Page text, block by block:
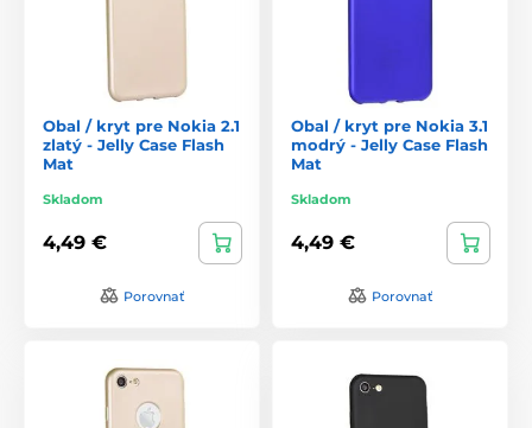
Obal / kryt pre Nokia 2.1
zlatý - Jelly Case Flash
Mat
Skladom
4,49 €
Porovnať
Obal / kryt pre Nokia 3.1
modrý - Jelly Case Flash
Mat
Skladom
4,49 €
Porovnať